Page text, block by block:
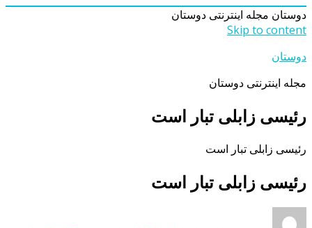
دوستان مجله اینترنتی دوستان
Skip to content
دوستان
مجله اینترنتی دوستان
رئیسی زابلی تبار است
رئیسی زابلی تبار است
رئیسی زابلی تبار است